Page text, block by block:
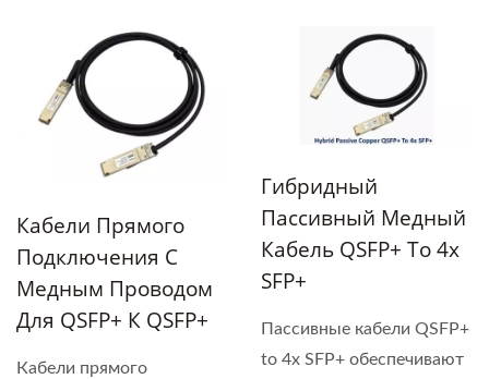
Кабели Прямого
Подключения С
Медным Проводом
Для QSFP+ К QSFP+
Кабели прямого
Гибридный
Пассивный Медный
Кабель QSFP+ To 4x
SFP+
Пассивные кабели QSFP+
to 4x SFP+ обеспечивают